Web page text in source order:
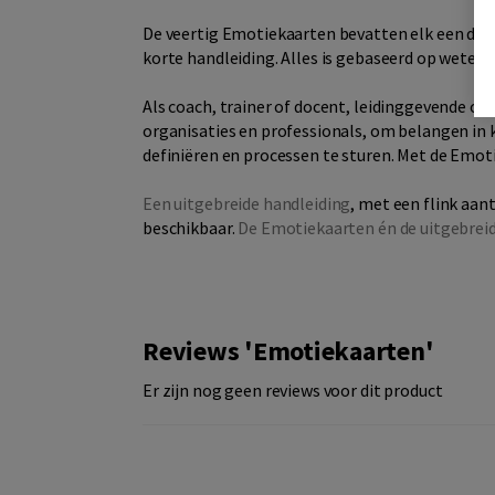
De veertig Emotiekaarten bevatten elk een
korte handleiding. Alles is gebaseerd op
Als coach, trainer of docent, leidinggevende of
organisaties en professionals, om belangen
definiëren en processen te sturen. Met de
Een uitgebreide handleiding, met een flink
beschikbaar. De Emotiekaarten én de
Reviews 'Emotiekaarten'
Er zijn nog geen reviews voor dit product